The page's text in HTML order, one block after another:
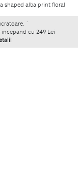
shaped alba print floral
`
cu 249 Lei